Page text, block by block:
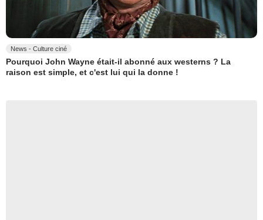
News - Culture ciné
Pourquoi John Wayne était-il abonné aux westerns ? La
raison est simple, et c'est lui qui la donne !